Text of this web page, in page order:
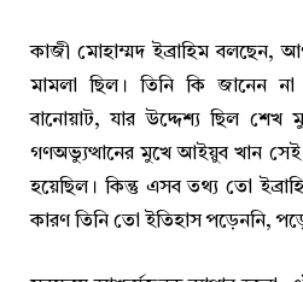
কাজী মোহাম্মদ ইব্রাহিম বলছেন,
মামলা ছিল। তিনি কি জানেন
বানোয়াট, যার উদ্দেশ্য ছিল শেখ
গণঅভ্যুত্থানের মুখে আইয়ুব খান সেই
হয়েছিল। কিন্তু এসব তথ্য তো
কারণ তিনি তো ইতিহাস পড়েননি,